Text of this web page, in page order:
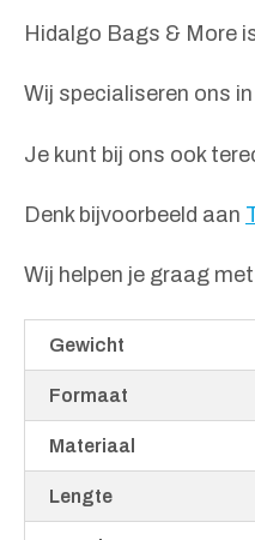
Hidalgo Bags & More
Wij specialiseren ons
Je kunt bij ons ook
Denk bijvoorbeeld aan
Wij helpen je graag
Gewicht
Formaat
Materiaal
Lengte